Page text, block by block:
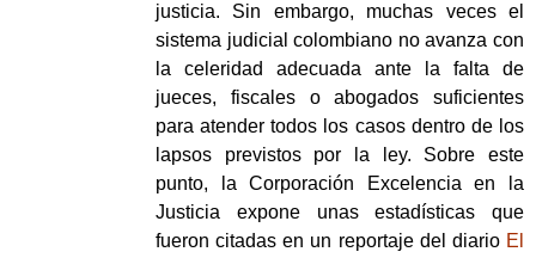
justicia. Sin embargo, muchas veces el
sistema judicial colombiano no avanza con
la celeridad adecuada ante la falta de
jueces, fiscales o abogados suficientes
para atender todos los casos dentro de los
lapsos previstos por la ley. Sobre este
punto, la Corporación Excelencia en la
Justicia expone unas estadísticas que
fueron citadas en un reportaje del diario El